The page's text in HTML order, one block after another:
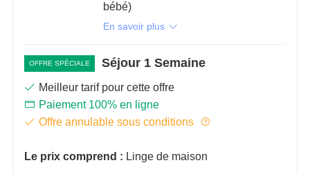
bébé)
En savoir plus
OFFRE SPÉCIALE Séjour 1 Semaine
Meilleur tarif pour cette offre
Paiement 100% en ligne
Offre annulable sous conditions
Le prix comprend : Linge de maison